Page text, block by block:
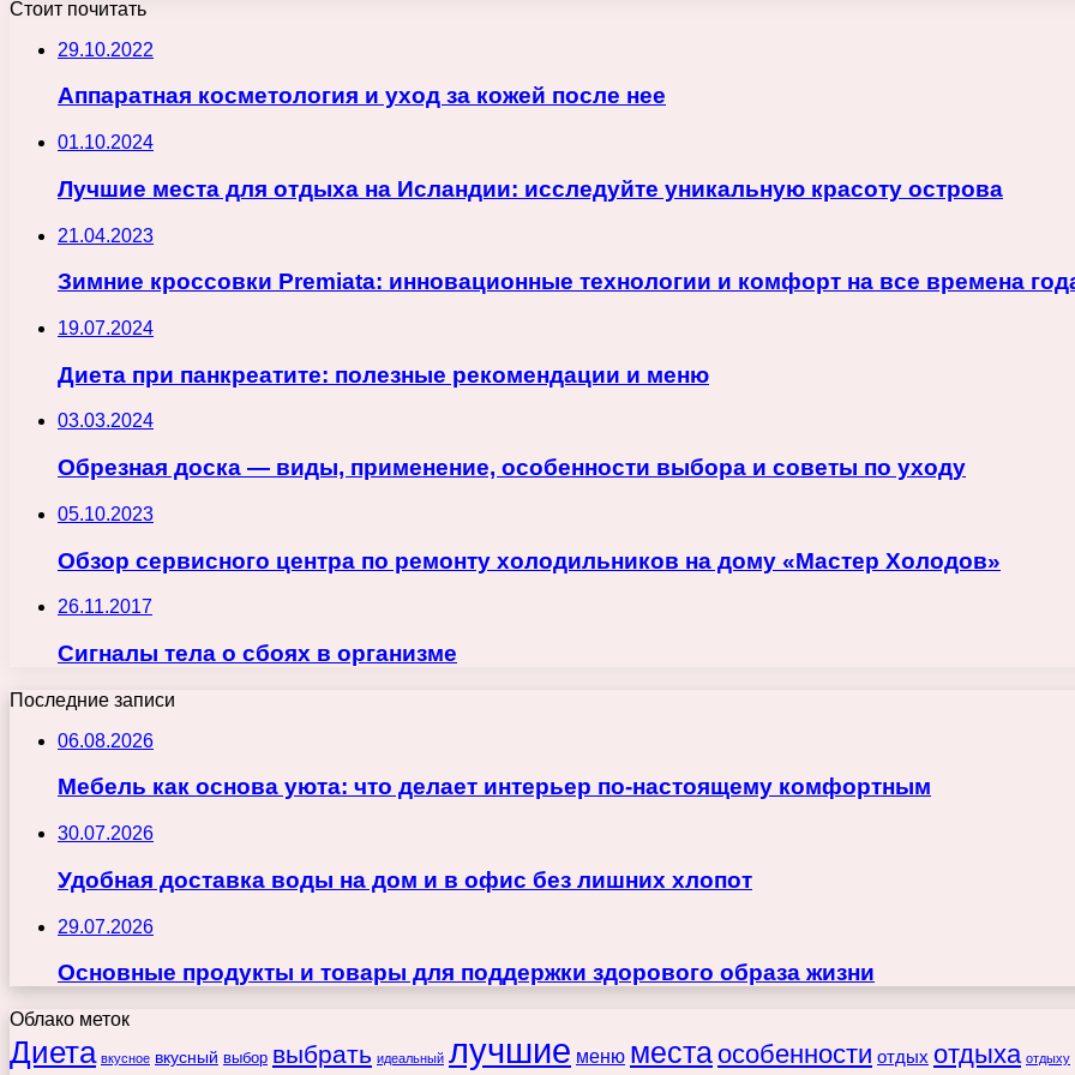
Стоит почитать
29.10.2022
Аппаратная косметология и уход за кожей после нее
01.10.2024
Лучшие места для отдыха на Исландии: исследуйте уникальную красоту острова
21.04.2023
Зимние кроссовки Premiata: инновационные технологии и комфорт на все времена
19.07.2024
Диета при панкреатите: полезные рекомендации и меню
03.03.2024
Обрезная доска — виды, применение, особенности выбора и советы по уходу
05.10.2023
Обзор сервисного центра по ремонту холодильников на дому «Мастер Холодов»
26.11.2017
Сигналы тела о сбоях в организме
Последние записи
06.08.2026
Мебель как основа уюта: что делает интерьер по-настоящему комфортным
30.07.2026
Удобная доставка воды на дом и в офис без лишних хлопот
29.07.2026
Основные продукты и товары для поддержки здорового образа жизни
Облако меток
Диета вкусное вкусный выбор выбрать идеальный лучшие меню места особенности отдых отдыха отдыху